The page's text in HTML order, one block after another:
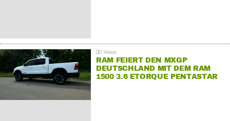
RAM FEIERT DEN MXGP
DEUTSCHLAND MIT DEM RAM
1500 3.6 ETORQUE PENTASTAR